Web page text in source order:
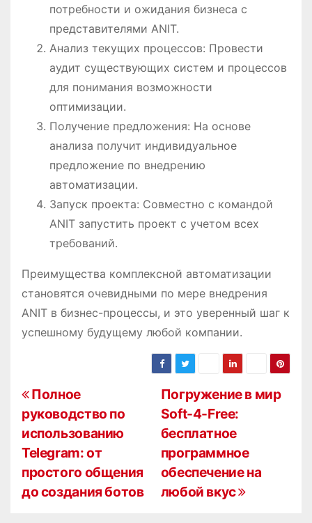
потребности и ожидания бизнеса с
представителями ANIT.
Анализ текущих процессов: Провести
аудит существующих систем и процессов
для понимания возможности
оптимизации.
Получение предложения: На основе
анализа получит индивидуальное
предложение по внедрению
автоматизации.
Запуск проекта: Совместно с командой
ANIT запустить проект с учетом всех
требований.
Преимущества комплексной автоматизации
становятся очевидными по мере внедрения
ANIT в бизнес-процессы, и это уверенный шаг к
успешному будущему любой компании.
Н
а
в
и
Погружение в мир
Soft-4-Free:
бесплатное
программное
обеспечение на
любой вкус
Полное
руководство по
использованию
Telegram: от
простого общения
до создания ботов